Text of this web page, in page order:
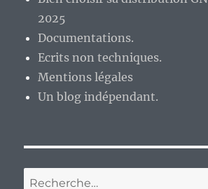
2025
Documentations.
Ecrits non techniques.
Mentions légales
Un blog indépendant.
Recherche